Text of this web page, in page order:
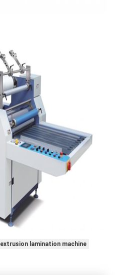
extrusion lamination machine